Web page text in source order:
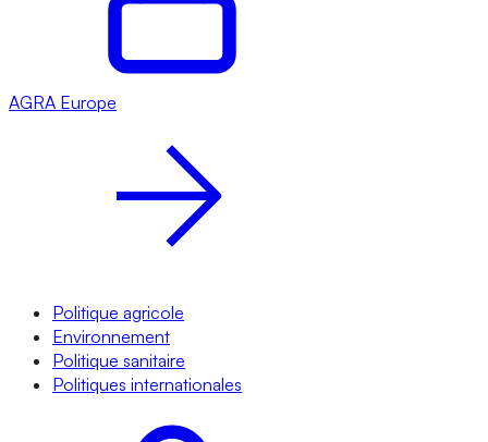
AGRA Europe
Politique agricole
Environnement
Politique sanitaire
Politiques internationales